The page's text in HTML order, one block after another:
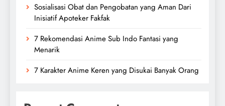
Sosialisasi Obat dan Pengobatan yang Aman Dari
Inisiatif Apoteker Fakfak
7 Rekomendasi Anime Sub Indo Fantasi yang
Menarik
7 Karakter Anime Keren yang Disukai Banyak Orang